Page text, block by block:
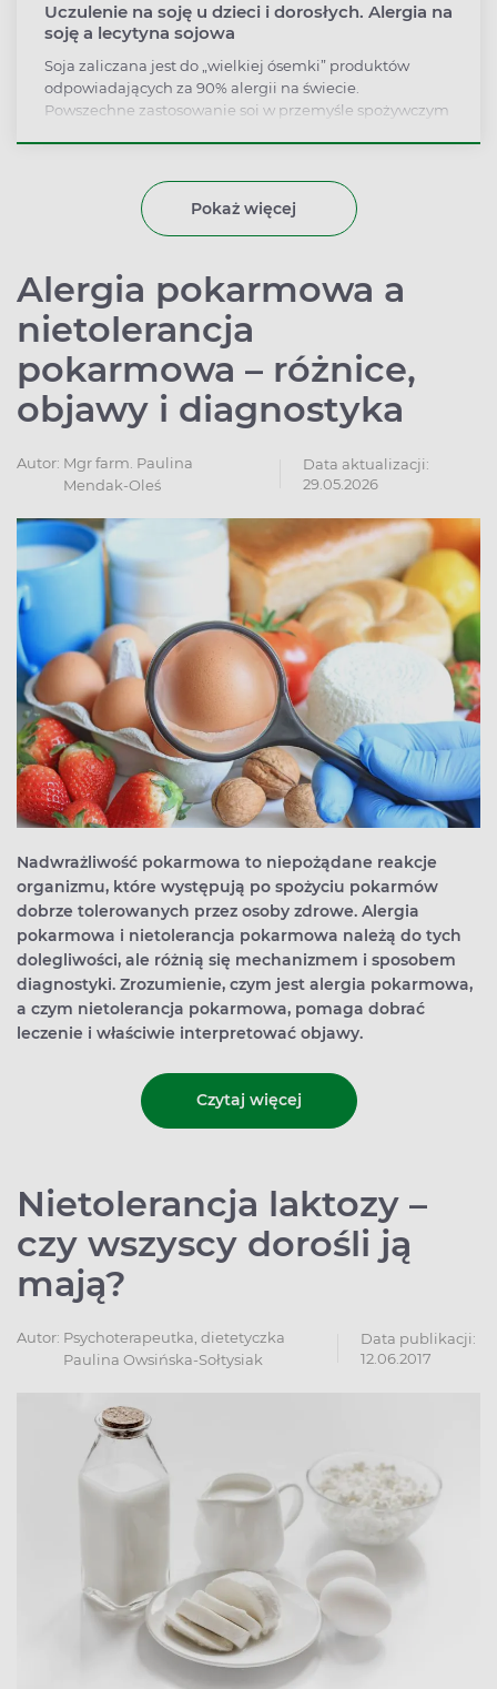
Uczulenie na soję u dzieci i dorosłych. Alergia na
soję a lecytyna sojowa
Soja zaliczana jest do „wielkiej ósemki” produktów
odpowiadających za 90% alergii na świecie.
Powszechne zastosowanie soi w przemyśle spożywczym
osoby z alergią na soję muszą zachować wyjątkową
Pokaż więcej
Alergia pokarmowa a
nietolerancja
pokarmowa – różnice,
objawy i diagnostyka
Autor: Mgr farm. Paulina
Mendak-Oleś
Data aktualizacji:
29.05.2026
Nadwrażliwość pokarmowa to niepożądane reakcje
organizmu, które występują po spożyciu pokarmów
dobrze tolerowanych przez osoby zdrowe. Alergia
pokarmowa i nietolerancja pokarmowa należą do tych
dolegliwości, ale różnią się mechanizmem i sposobem
diagnostyki. Zrozumienie, czym jest alergia pokarmowa,
a czym nietolerancja pokarmowa, pomaga dobrać
leczenie i właściwie interpretować objawy.
Czytaj więcej
Nietolerancja laktozy –
czy wszyscy dorośli ją
mają?
Autor: Psychoterapeutka, dietetyczka
Paulina Owsińska-Sołtysiak
Data publikacji:
12.06.2017